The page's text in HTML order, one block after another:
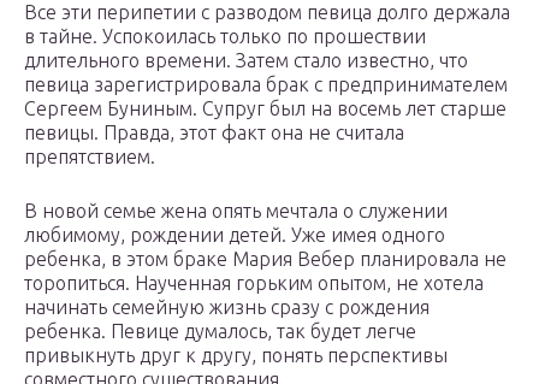
Все эти перипетии с разводом певица долго держала
в тайне. Успокоилась только по прошествии
длительного времени. Затем стало известно, что
певица зарегистрировала брак с предпринимателем
Сергеем Буниным. Супруг был на восемь лет старше
певицы. Правда, этот факт она не считала
препятствием.
В новой семье жена опять мечтала о служении
любимому, рождении детей. Уже имея одного
ребенка, в этом браке Мария Вебер планировала не
торопиться. Наученная горьким опытом, не хотела
начинать семейную жизнь сразу с рождения
ребенка. Певице думалось, так будет легче
привыкнуть друг к другу, понять перспективы
совместного существования.